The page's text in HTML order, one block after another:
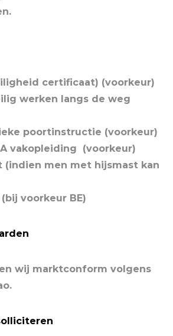
certificaat) (voorkeur)
werken langs de weg
poortinstructie (voorkeur)
vakopleiding (voorkeur)
(indien men met hijsmast kan
voorkeur BE)
wij marktconform volgens